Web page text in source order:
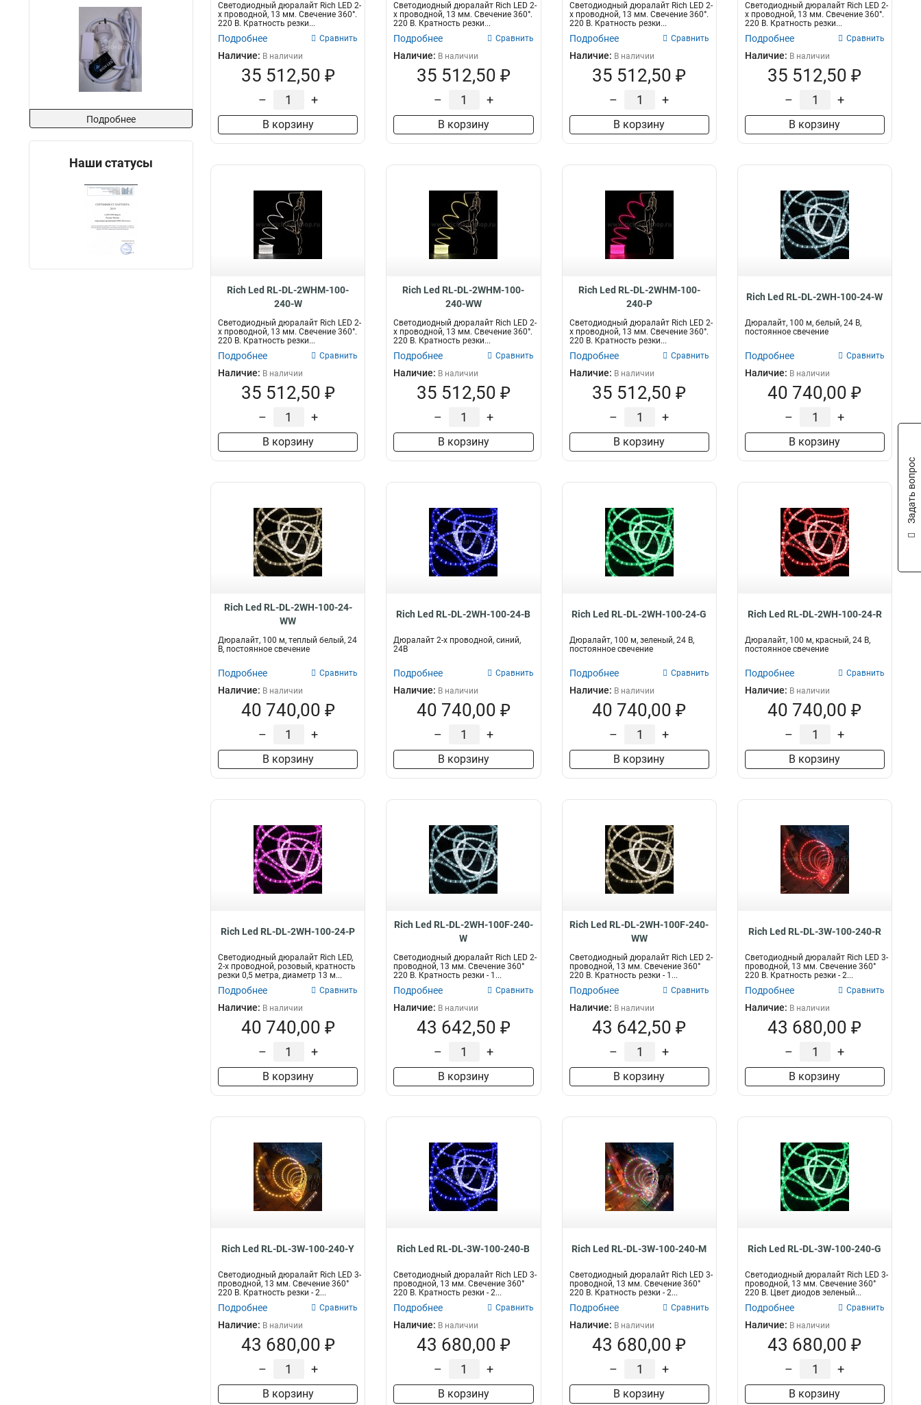
Подробнее
Наши статусы
Светодиодный дюралайт Rich LED 2-
х проводной, 13 мм. Свечение 360°.
220 В. Кратность резки...
Подробнее Сравнить
Наличие: В наличии
35 512,50 ₽
– +
В корзину
Светодиодный дюралайт Rich LED 2-
х проводной, 13 мм. Свечение 360°.
220 В. Кратность резки...
Подробнее Сравнить
Наличие: В наличии
35 512,50 ₽
– +
В корзину
Светодиодный дюралайт Rich LED 2-
х проводной, 13 мм. Свечение 360°.
220 В. Кратность резки...
Подробнее Сравнить
Наличие: В наличии
35 512,50 ₽
– +
В корзину
Светодиодный дюралайт Rich LED 2-
х проводной, 13 мм. Свечение 360°.
220 В. Кратность резки...
Подробнее Сравнить
Наличие: В наличии
35 512,50 ₽
– +
В корзину
Rich Led RL-DL-2WHM-100-
240-W
Светодиодный дюралайт Rich LED 2-
х проводной, 13 мм. Свечение 360°.
220 В. Кратность резки...
Подробнее Сравнить
Наличие: В наличии
35 512,50 ₽
– +
В корзину
Rich Led RL-DL-2WHM-100-
240-WW
Светодиодный дюралайт Rich LED 2-
х проводной, 13 мм. Свечение 360°.
220 В. Кратность резки...
Подробнее Сравнить
Наличие: В наличии
35 512,50 ₽
– +
В корзину
Rich Led RL-DL-2WHM-100-
240-P
Светодиодный дюралайт Rich LED 2-
х проводной, 13 мм. Свечение 360°.
220 В. Кратность резки...
Подробнее Сравнить
Наличие: В наличии
35 512,50 ₽
– +
В корзину
Rich Led RL-DL-2WH-100-24-W
Дюралайт, 100 м, белый, 24 В,
постоянное свечение
Подробнее Сравнить
Наличие: В наличии
40 740,00 ₽
– +
В корзину
Rich Led RL-DL-2WH-100-24-
WW
Дюралайт, 100 м, теплый белый, 24
В, постоянное свечение
Подробнее Сравнить
Наличие: В наличии
40 740,00 ₽
– +
В корзину
Rich Led RL-DL-2WH-100-24-B
Дюралайт 2-х проводной, синий,
24В
Подробнее Сравнить
Наличие: В наличии
40 740,00 ₽
– +
В корзину
Rich Led RL-DL-2WH-100-24-G
Дюралайт, 100 м, зеленый, 24 В,
постоянное свечение
Подробнее Сравнить
Наличие: В наличии
40 740,00 ₽
– +
В корзину
Rich Led RL-DL-2WH-100-24-R
Дюралайт, 100 м, красный, 24 В,
постоянное свечение
Подробнее Сравнить
Наличие: В наличии
40 740,00 ₽
– +
В корзину
Rich Led RL-DL-2WH-100-24-P
Светодиодный дюралайт Rich LED,
2-х проводной, розовый, кратность
резки 0,5 метра, диаметр 13 м...
Подробнее Сравнить
Наличие: В наличии
40 740,00 ₽
– +
В корзину
Rich Led RL-DL-2WH-100F-240-
W
Светодиодный дюралайт Rich LED 2-
проводной, 13 мм. Свечение 360°
220 В. Кратность резки - 1...
Подробнее Сравнить
Наличие: В наличии
43 642,50 ₽
– +
В корзину
Rich Led RL-DL-2WH-100F-240-
WW
Светодиодный дюралайт Rich LED 2-
проводной, 13 мм. Свечение 360°
220 В. Кратность резки - 1...
Подробнее Сравнить
Наличие: В наличии
43 642,50 ₽
– +
В корзину
Rich Led RL-DL-3W-100-240-R
Светодиодный дюралайт Rich LED 3-
проводной, 13 мм. Свечение 360°
220 В. Кратность резки - 2...
Подробнее Сравнить
Наличие: В наличии
43 680,00 ₽
– +
В корзину
Rich Led RL-DL-3W-100-240-Y
Светодиодный дюралайт Rich LED 3-
проводной, 13 мм. Свечение 360°
220 В. Кратность резки - 2...
Подробнее Сравнить
Наличие: В наличии
43 680,00 ₽
– +
В корзину
Rich Led RL-DL-3W-100-240-B
Светодиодный дюралайт Rich LED 3-
проводной, 13 мм. Свечение 360°
220 В. Кратность резки - 2...
Подробнее Сравнить
Наличие: В наличии
43 680,00 ₽
– +
В корзину
Rich Led RL-DL-3W-100-240-M
Светодиодный дюралайт Rich LED 3-
проводной, 13 мм. Свечение 360°
220 В. Кратность резки - 2...
Подробнее Сравнить
Наличие: В наличии
43 680,00 ₽
– +
В корзину
Rich Led RL-DL-3W-100-240-G
Светодиодный дюралайт Rich LED 3-
проводной, 13 мм. Свечение 360°
220 В. Цвет диодов зеленый...
Подробнее Сравнить
Наличие: В наличии
43 680,00 ₽
– +
В корзину
Задать вопрос